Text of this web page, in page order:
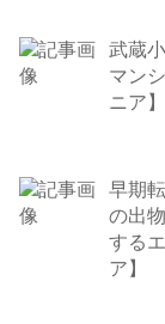
武蔵
マン
ニア】
早期
の出
する
ア】